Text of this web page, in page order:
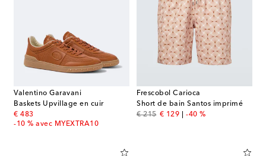
Valentino Garavani
Baskets Upvillage en cuir
€ 483
original price
-10 % avec MYEXTRA10
Frescobol Carioca
Short de bain Santos imprimé
€ 215
original price
€ 129
discount price
-40 %